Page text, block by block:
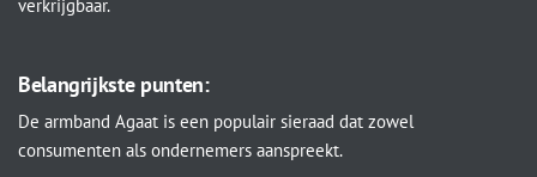
verkrijgbaar.
Belangrijkste punten:
De armband Agaat is een populair sieraad dat zowel
consumenten als ondernemers aanspreekt.